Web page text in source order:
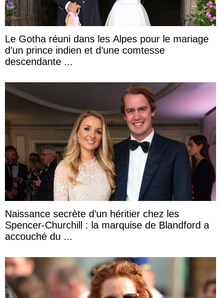
Le Gotha réuni dans les Alpes pour le mariage
d’un prince indien et d’une comtesse
descendante ...
Naissance secrète d’un héritier chez les
Spencer-Churchill : la marquise de Blandford a
accouché du ...